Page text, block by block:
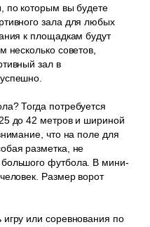
по которым вы будете
зала для любых
к площадкам будут
несколько советов,
зал в
Тогда потребуется
до 42 метров и шириной
что на поле для
разметка, не
футбола. В мини-
Размер ворот
или соревнования по